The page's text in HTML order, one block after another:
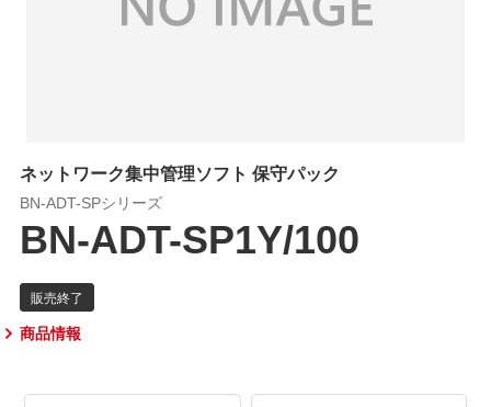
ネットワーク集中管理ソフト 保守パック
BN-ADT-SPシリーズ
BN-ADT-SP1Y/100
商品情報